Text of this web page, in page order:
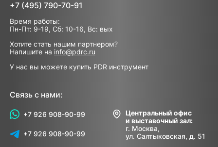
+7 (495) 790-70-91
Время работы:
Пн-Пт: 9-19, Сб: 10-16, Вс: вых
Хотите стать нашим партнером?
Напишите на info@pdrc.ru
У нас вы можете купить PDR инструмент
Связь с нами:
+7 926 908-90-99
+7 926 908-90-99
Центральный офис
и выставочный зал:
г. Москва,
ул. Салтыковская, д. 51